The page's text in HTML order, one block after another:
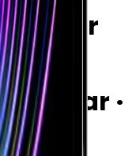
Cellular
·
Cellular ·